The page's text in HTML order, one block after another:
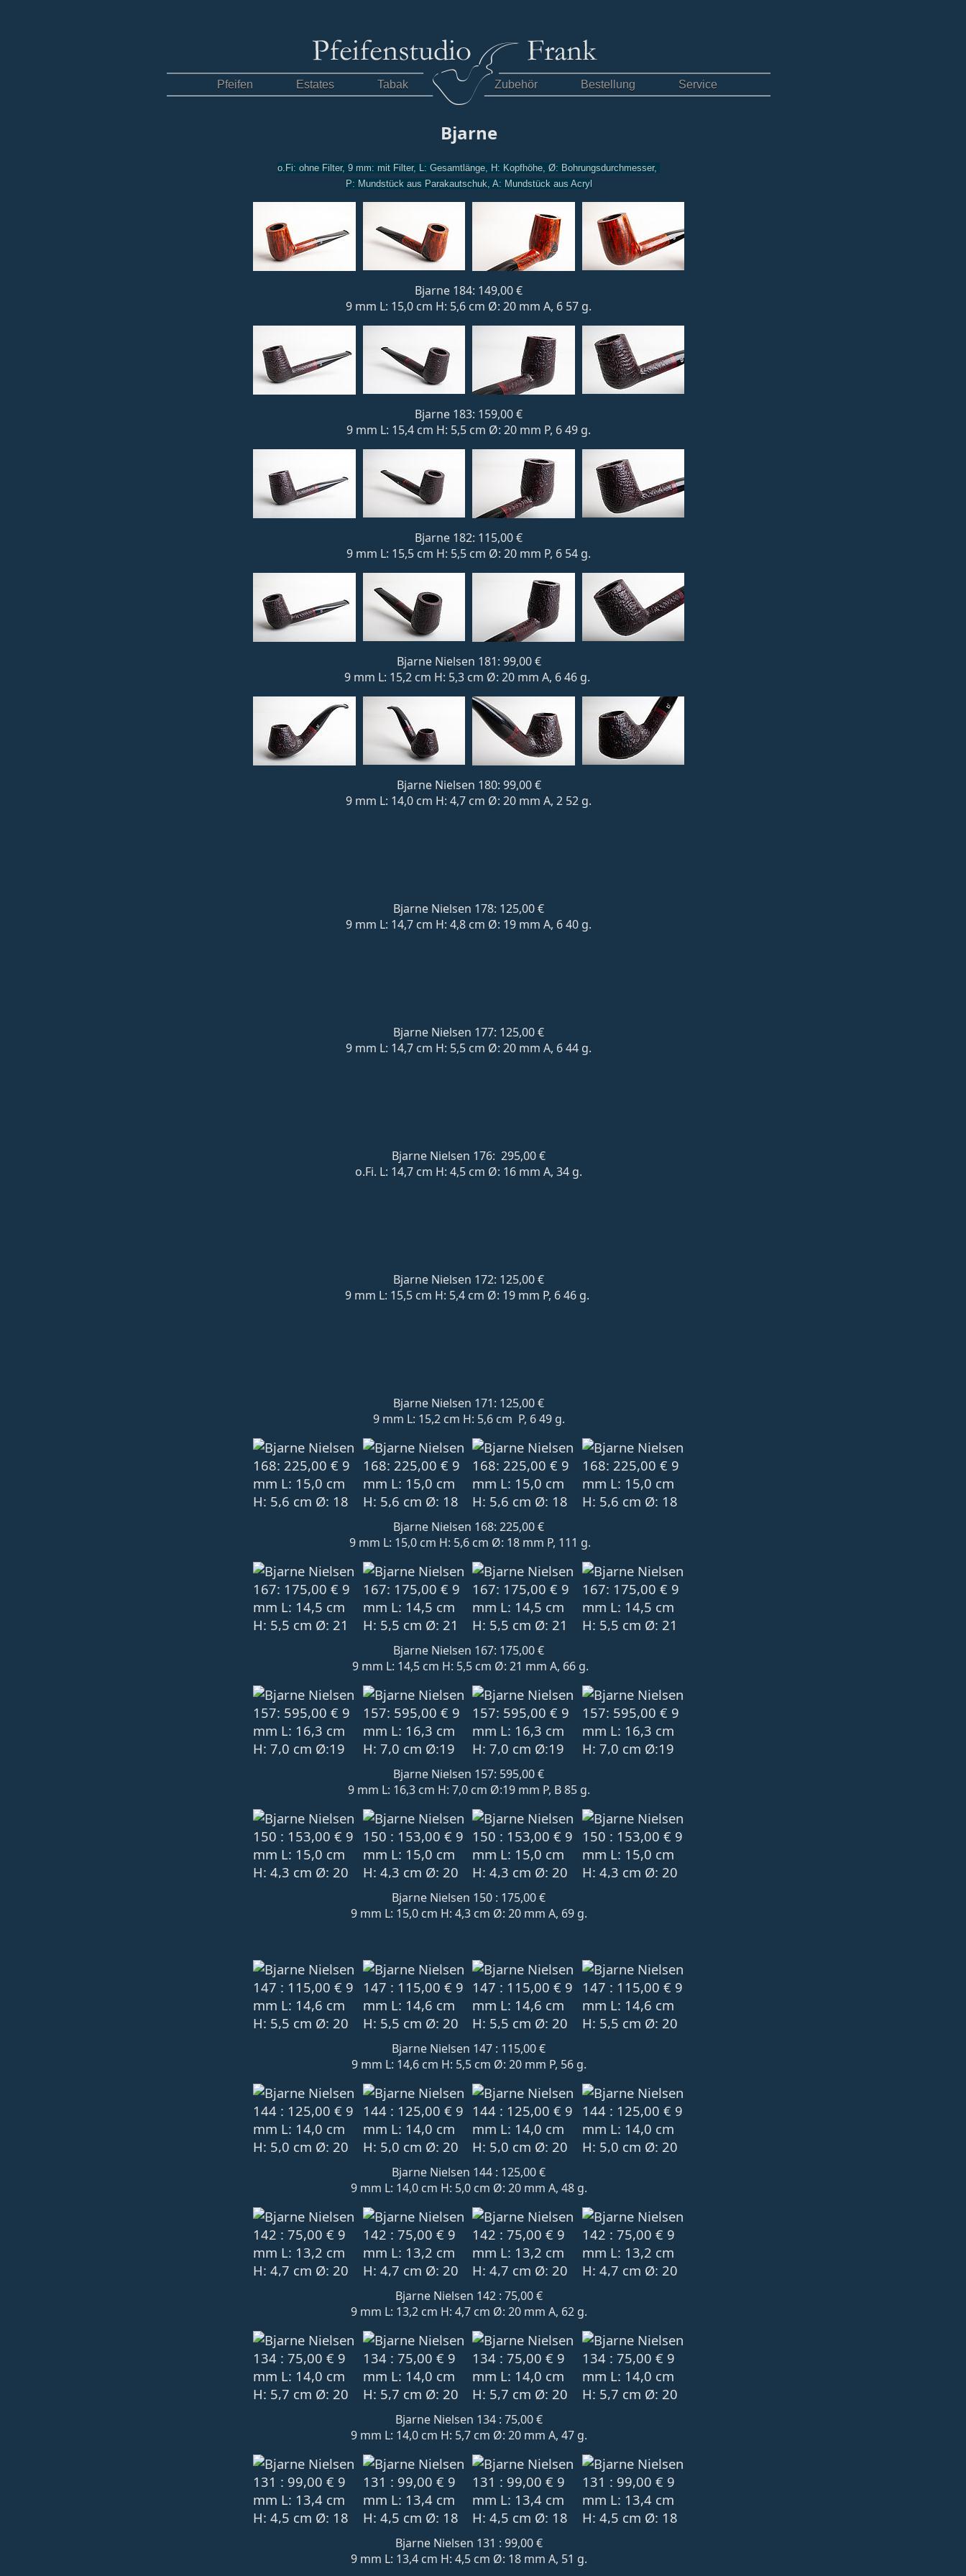
Pfeifen Estates Tabak Zubehör Bestellung Service
Bjarne
o.Fi: ohne Filter, 9 mm: mit Filter, L: Gesamtlänge, H: Kopfhöhe, Ø: Bohrungsdurchmesser,
P: Mundstück aus Parakautschuk, A: Mundstück aus Acryl
Bjarne 184: 149,00 €
9 mm L: 15,0 cm H: 5,6 cm Ø: 20 mm A, 6 57 g.
Bjarne 183: 159,00 €
9 mm L: 15,4 cm H: 5,5 cm Ø: 20 mm P, 6 49 g.
Bjarne 182: 115,00 €
9 mm L: 15,5 cm H: 5,5 cm Ø: 20 mm P, 6 54 g.
Bjarne Nielsen 181: 99,00 €
9 mm L: 15,2 cm H: 5,3 cm Ø: 20 mm A, 6 46 g.
Bjarne Nielsen 180: 99,00 €
9 mm L: 14,0 cm H: 4,7 cm Ø: 20 mm A, 2 52 g.
Bjarne Nielsen 178: 125,00 €
9 mm L: 14,7 cm H: 4,8 cm Ø: 19 mm A, 6 40 g.
Bjarne Nielsen 177: 125,00 €
9 mm L: 14,7 cm H: 5,5 cm Ø: 20 mm A, 6 44 g.
Bjarne Nielsen 176: 295,00 €
o.Fi. L: 14,7 cm H: 4,5 cm Ø: 16 mm A, 34 g.
Bjarne Nielsen 172: 125,00 €
9 mm L: 15,5 cm H: 5,4 cm Ø: 19 mm P, 6 46 g.
Bjarne Nielsen 171: 125,00 €
9 mm L: 15,2 cm H: 5,6 cm P, 6 49 g.
Bjarne Nielsen 168: 225,00 €
9 mm L: 15,0 cm H: 5,6 cm Ø: 18 mm P, 111 g.
Bjarne Nielsen 167: 175,00 €
9 mm L: 14,5 cm H: 5,5 cm Ø: 21 mm A, 66 g.
Bjarne Nielsen 157: 595,00 €
9 mm L: 16,3 cm H: 7,0 cm Ø:19 mm P, B 85 g.
Bjarne Nielsen 150 : 175,00 €
9 mm L: 15,0 cm H: 4,3 cm Ø: 20 mm A, 69 g.
Bjarne Nielsen 147 : 115,00 €
9 mm L: 14,6 cm H: 5,5 cm Ø: 20 mm P, 56 g.
Bjarne Nielsen 144 : 125,00 €
9 mm L: 14,0 cm H: 5,0 cm Ø: 20 mm A, 48 g.
Bjarne Nielsen 142 : 75,00 €
9 mm L: 13,2 cm H: 4,7 cm Ø: 20 mm A, 62 g.
Bjarne Nielsen 134 : 75,00 €
9 mm L: 14,0 cm H: 5,7 cm Ø: 20 mm A, 47 g.
Bjarne Nielsen 131 : 99,00 €
9 mm L: 13,4 cm H: 4,5 cm Ø: 18 mm A, 51 g.